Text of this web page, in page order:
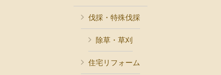
伐採・特殊伐採
除草・草刈
住宅リフォーム